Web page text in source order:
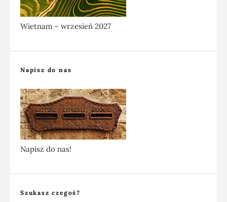
Wietnam – wrzesień 2027
Napisz do nas
Napisz do nas!
Szukasz czegoś?